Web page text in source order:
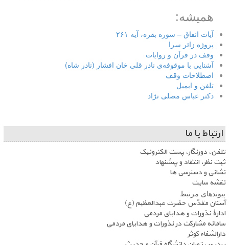
همیشه:
آیات انفاق – سوره بقره، آیه ۲۶۱
پروژه زائر سرا
وقف در قرآن و روایات
آشنایی با موقوفه‌ی نادر قلی خان افشار (نادر شاه)
اصطلاحات وقف
تلفن و ایمیل
دکتر عباس مصلی نژاد
ارتباط با ما
تلفن، دورنگار، پست الکترونیک
ثبت نظر، انتقاد و پیشنهاد
نشانی و دسترسی ها
نقشه سایت
پیوندهای مرتبط
آستان مقدّس حضرت عبدالعظیم (ع)
ادارۀ نذورات و هدایای مردمی
سامانه مشارکت در نذورات و هدایای مردمی
دارالشفاء کوثر